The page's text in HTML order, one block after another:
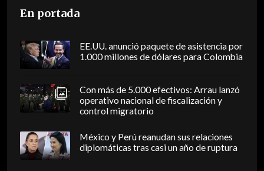
En portada
EE.UU. anunció paquete de asistencia por
1.000 millones de dólares para Colombia
Con más de 5.000 efectivos: Arrau lanzó
operativo nacional de fiscalización y
control migratorio
México y Perú reanudan sus relaciones
diplomáticas tras casi un año de ruptura